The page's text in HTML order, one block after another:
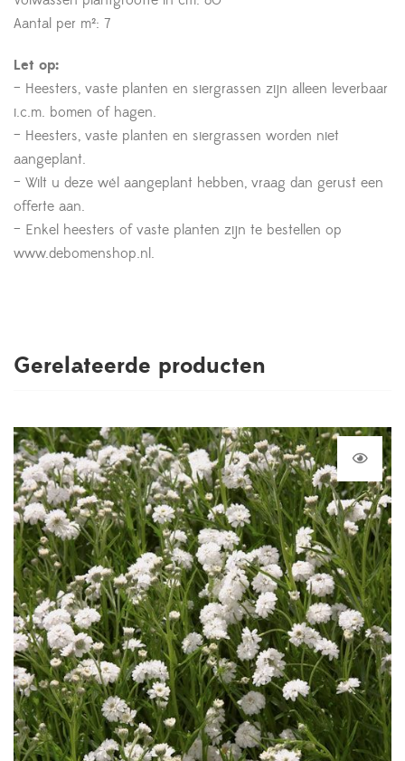
Aantal per m²: 7
Let op:
– Heesters, vaste planten en siergrassen zijn alleen leverbaar
i.c.m. bomen of hagen.
– Heesters, vaste planten en siergrassen worden niet
aangeplant.
– Wilt u deze wél aangeplant hebben, vraag dan gerust een
offerte aan.
– Enkel heesters of vaste planten zijn te bestellen op
www.debomenshop.nl.
Gerelateerde producten